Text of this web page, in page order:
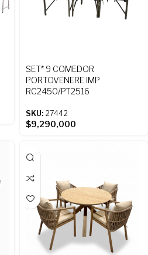
SET* 9 COMEDOR
PORTOVENERE IMP
RC2450/PT2516
SKU: 27442
$9,290,000